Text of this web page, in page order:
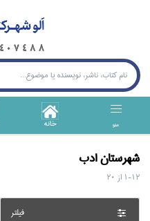
منو خانه
شهرستان ادب
1-12 از 20
فيلتر